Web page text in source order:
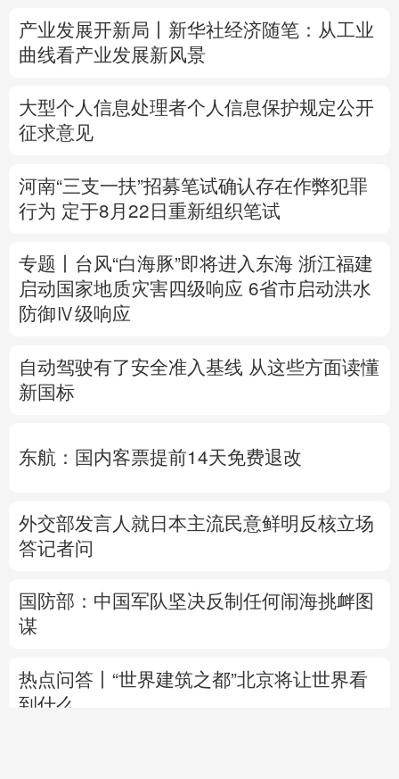
English Español
Русский язык 日本語 한국어
产业发展开新局丨 新华社经济随笔：从工业
曲线看产业发展新风景
大型个人信息处理者个人信息保护规定公开
征求意见
河南“三支一扶”招募笔试确认存在作弊犯罪
行为 定于8月22日重新组织笔试
专题丨 台风“白海豚”即将进入东海 浙江福建
启动国家地质灾害四级响应 6省市启动洪水
防御Ⅳ级响应
自动驾驶有了安全准入基线 从这些方面读懂
新国标
东航：国内客票提前14天免费退改
外交部发言人就日本主流民意鲜明反核立场
答记者问
国防部：中国军队坚决反制任何闹海挑衅图
谋
热点问答丨“世界建筑之都”北京将让世界看
到什么